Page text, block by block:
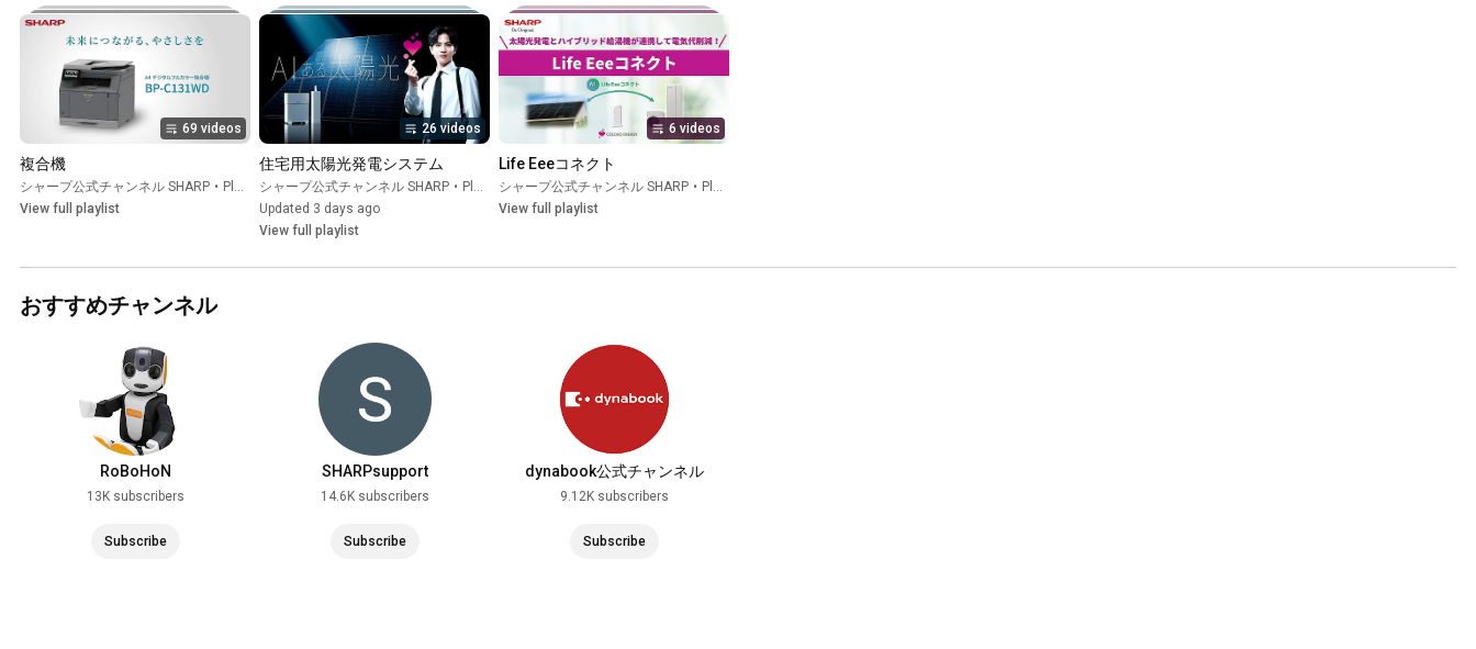
69 videos
複合機
シャープ公式チャンネル SHARP • Playlist
View full playlist
26 videos
住宅用太陽光発電システム
シャープ公式チャンネル SHARP • Playlist
Updated 3 days ago
View full playlist
6 videos
Life Eeeコネクト
シャープ公式チャンネル SHARP • Playlist
View full playlist
おすすめチャンネル
RoBoHoN
13K subscribers
Subscribe
SHARPsupport
14.6K subscribers
Subscribe
dynabook公式チャンネル
9.12K subscribers
Subscribe